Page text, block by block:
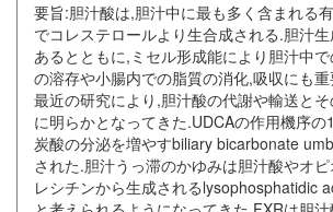
要旨:胆汁酸は,胆汁中に最も多く含まれる
でコレステロールより生合成される.胆汁
あるとともに,ミセル形成能により胆汁中
の溶存や小腸内での脂質の消化,吸収にも
最近の研究により,胆汁酸の代謝や輸送と
に明らかとなってきた.UDCAの作用機序
炭酸の分泌を増やすbiliary bicarbonate
された.胆汁うっ滞のかゆみは胆汁酸やオ
レシチンから生成されるlysophosphatidic